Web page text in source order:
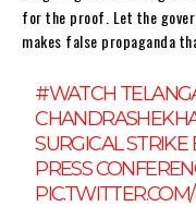
for the proof. Let the
makes false propaganda
#WATCH
SURGICAL
PRESS